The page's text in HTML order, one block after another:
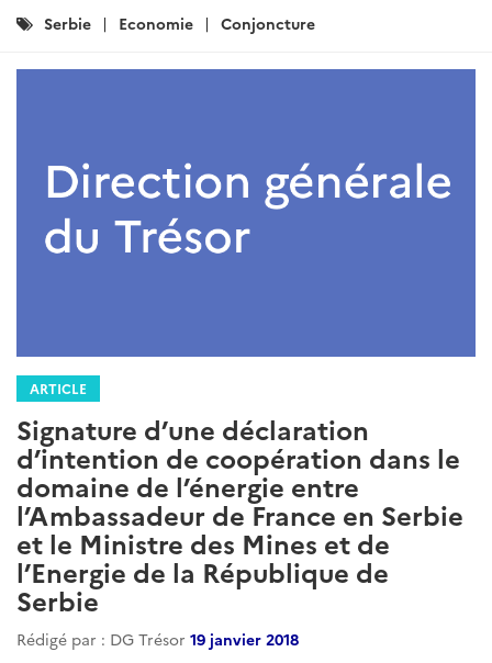
Catégories
Serbie Economie Conjoncture
ARTICLE
Signature d’une déclaration
d’intention de coopération dans le
domaine de l’énergie entre
l’Ambassadeur de France en Serbie
et le Ministre des Mines et de
l’Energie de la République de
Serbie
Rédigé par : DG Trésor 19 janvier 2018